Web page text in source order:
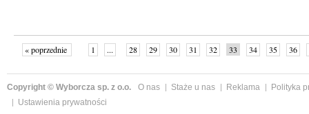
« poprzednie 1 ... 28 29 30 31 32 33 34 35 36
Copyright © Wyborcza sp. z o.o. O nas Staże u nas Reklama
Polityka
Ustawienia prywatności